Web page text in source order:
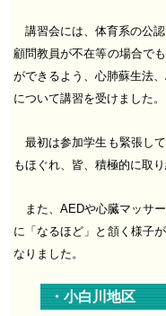
講習会には、体育系の公認
顧問教員が不在等の場合で
ができるよう、心肺蘇生法
について講習を受けました。
最初は参加学生も緊張し
もほぐれ、皆、積極的に取り
また、AEDや心臓マッサ
に「なるほど」と頷く様子
なりました。
・小白川地区